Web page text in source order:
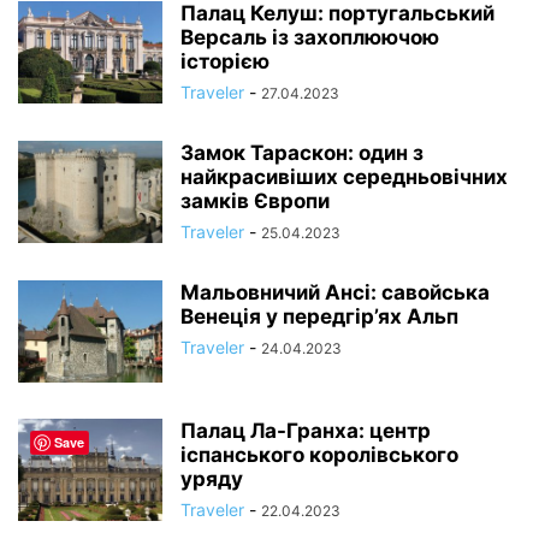
Палац Келуш: португальський
Версаль із захоплюючою
історією
Traveler - 27.04.2023
Замок Тараскон: один з
найкрасивіших середньовічних
замків Європи
Traveler - 25.04.2023
Мальовничий Ансі: савойська
Венеція у передгір’ях Альп
Traveler - 24.04.2023
Палац Ла-Гранха: центр
іспанського королівського
уряду
Traveler - 22.04.2023
Save